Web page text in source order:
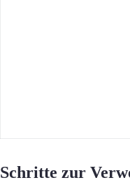
Schritte zur